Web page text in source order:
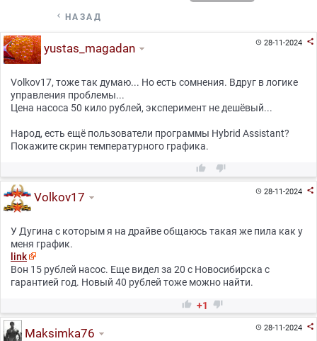
 НАЗАД
28-11-2024 
yustas_magadan
Volkov17, тоже так думаю... Но есть сомнения. Вдруг в логике
управления проблемы...
Цена насоса 50 кило рублей, эксперимент не дешёвый...
Народ, есть ещё пользователи программы Hybrid Assistant?
Покажите скрин температурного графика.
 
28-11-2024 
Volkov17
У Дугина с которым я на драйве общаюсь такая же пила как у
меня график.
link
Вон 15 рублей насос. Еще видел за 20 с Новосибирска с
гарантией год. Новый 40 рублей тоже можно найти.
 +1 
28-11-2024 
Maksimka76